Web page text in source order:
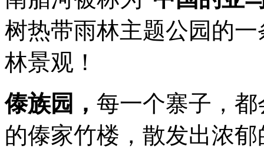
树热带雨林主题公园的
林景观！
傣族园， 每一个寨子，
的傣家竹楼，散发出浓